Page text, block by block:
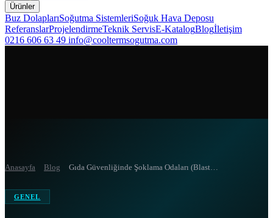
Ürünler
Buz DolaplarıSoğutma SistemleriSoğuk Hava Deposu
ReferanslarProjelendirmeTeknik ServisE-KatalogBlogİletişim
0216 606 63 49 info@cooltermsogutma.com
Anasayfa Blog Gıda Güvenliğinde Şoklama Odaları (Blast…
GENEL